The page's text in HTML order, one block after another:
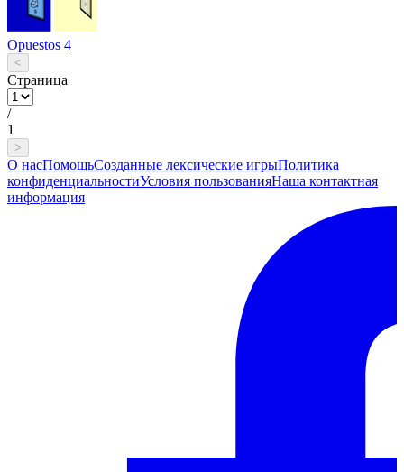
Opuestos 4
<
Страница
/
1
>
О насПомощьСозданные лексические игрыПолитика
конфиденциальностиУсловия пользованияНаша контактная
информация